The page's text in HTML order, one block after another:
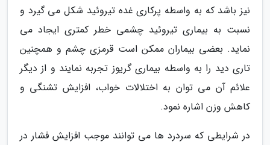
نیز باشد که به واسطه پرکاری غده تیروئید شکل می گیرد و
نسبت به بیماری تیروئید چشمی خطر کمتری ایجاد می
نماید. بعضی بیماران ممکن است قرمزی چشم و همچنین
تاری دید را به واسطه بیماری گریوز تجربه نمایند و از دیگر
علائم آن می توان به اختلالات خواب، افزایش تشنگی و
کاهش وزن اشاره نمود.
در شرایطی که سردرد ها می توانند موجب افزایش فشار در